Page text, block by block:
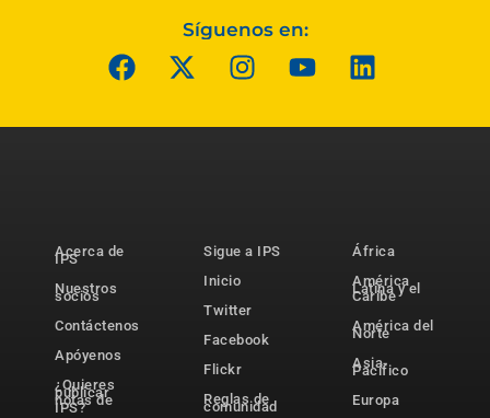
Síguenos en:
Acerca de
IPS
Nuestros
socios
Contáctenos
Apóyenos
¿Quieres
publicar
notas de
IPS?
Sigue a IPS
Inicio
Twitter
Facebook
Flickr
Reglas de
comunidad
África
América
Latina y el
Caribe
América del
Norte
Asia-
Pacífico
Europa